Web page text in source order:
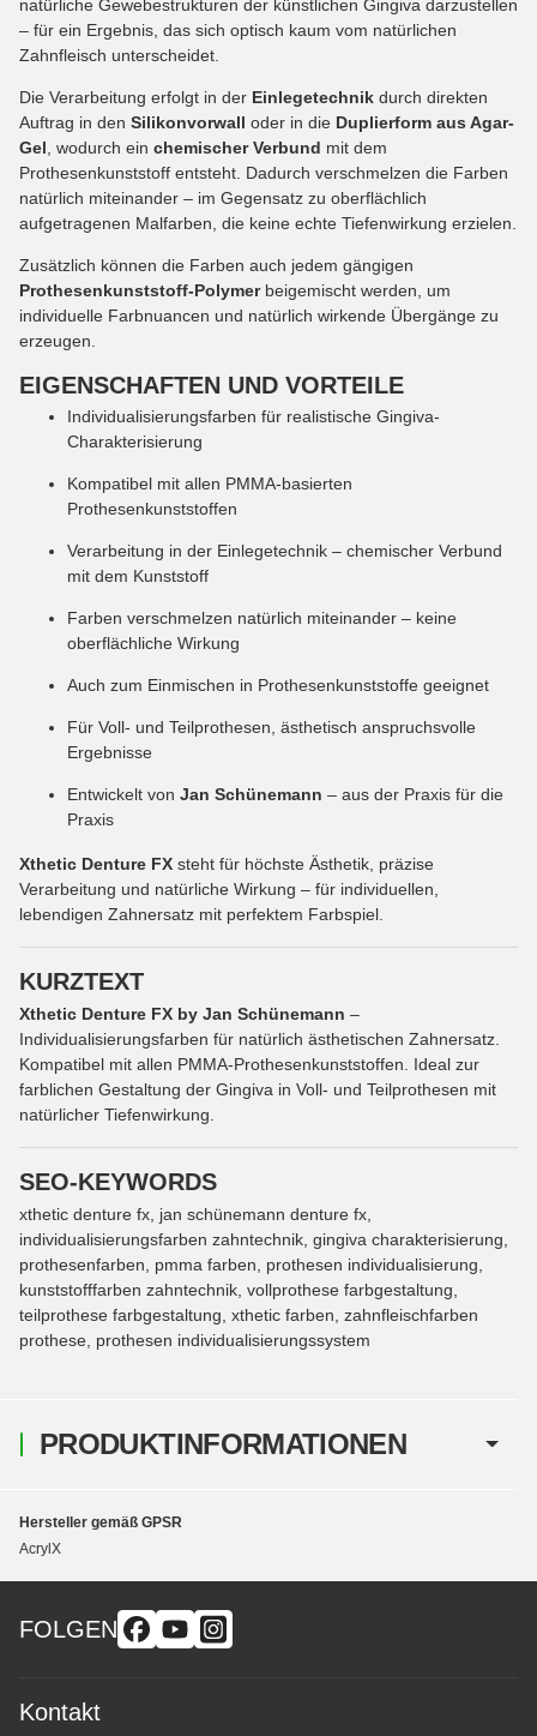
PRODUKTINFORMATIONEN
natürliche Gewebestrukturen der künstlichen Gingiva darzustellen
– für ein Ergebnis, das sich optisch kaum vom natürlichen
Zahnfleisch unterscheidet.
Die Verarbeitung erfolgt in der Einlegetechnik durch direkten
Auftrag in den Silikonvorwall oder in die Duplierform aus Agar-
Gel , wodurch ein chemischer Verbund mit dem
Prothesenkunststoff entsteht. Dadurch verschmelzen die Farben
natürlich miteinander – im Gegensatz zu oberflächlich
aufgetragenen Malfarben, die keine echte Tiefenwirkung erzielen.
Zusätzlich können die Farben auch jedem gängigen
Prothesenkunststoff-Polymerbeigemischt werden, um
individuelle Farbnuancen und natürlich wirkende Übergänge zu
erzeugen.
EIGENSCHAFTEN UND VORTEILE
Individualisierungsfarben für realistische Gingiva-
Charakterisierung
Kompatibel mit allen PMMA-basierten
Prothesenkunststoffen
Verarbeitung in der Einlegetechnik – chemischer Verbund
mit dem Kunststoff
Farben verschmelzen natürlich miteinander – keine
oberflächliche Wirkung
Auch zum Einmischen in Prothesenkunststoffe geeignet
Für Voll- und Teilprothesen, ästhetisch anspruchsvolle
Ergebnisse
Entwickelt von Jan Schünemann – aus der Praxis für die
Praxis
Xthetic Denture FX steht für höchste Ästhetik, präzise
Verarbeitung und natürliche Wirkung – für individuellen,
lebendigen Zahnersatz mit perfektem Farbspiel.
KURZTEXT
Xthetic Denture FX by Jan Schünemann –
Individualisierungsfarben für natürlich ästhetischen Zahnersatz.
Kompatibel mit allen PMMA-Prothesenkunststoffen. Ideal zur
farblichen Gestaltung der Gingiva in Voll- und Teilprothesen mit
natürlicher Tiefenwirkung.
SEO-KEYWORDS
xthetic denture fx, jan schünemann denture fx,
individualisierungsfarben zahntechnik, gingiva charakterisierung,
prothesenfarben, pmma farben, prothesen individualisierung,
kunststofffarben zahntechnik, vollprothese farbgestaltung,
teilprothese farbgestaltung, xthetic farben, zahnfleischfarben
prothese, prothesen individualisierungssystem
Hersteller gemäß GPSR
AcrylX
FOLGEN
Kontakt